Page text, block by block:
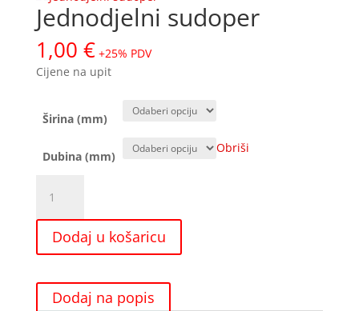
Jednodjelni sudoper
1,00 € +25% PDV
Cijene na upit
Širina (mm)
Dubina (mm)
Obriši
sudoper
količina
Dodaj u košaricu
Dodaj na popis